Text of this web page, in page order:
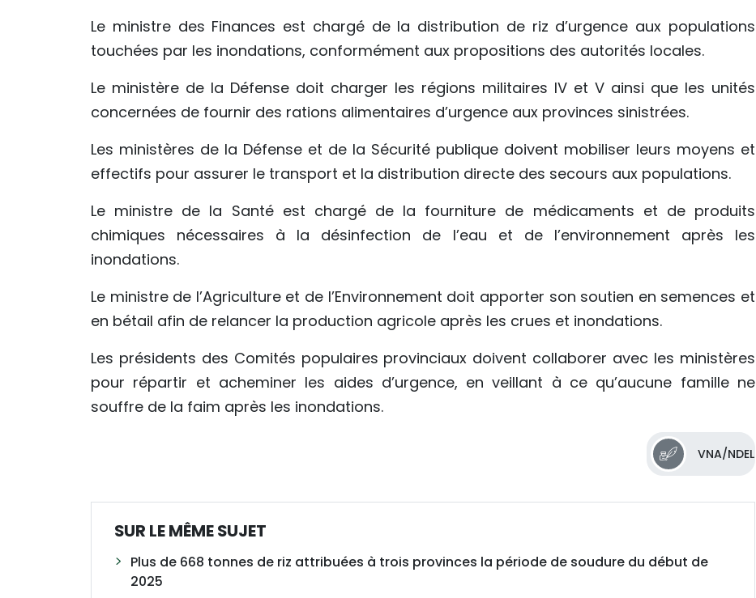
Le ministre des Finances est chargé de la distribution de riz d’urgence aux populations
touchées par les inondations, conformément aux propositions des autorités locales.
Le ministère de la Défense doit charger les régions militaires IV et V ainsi que les unités
concernées de fournir des rations alimentaires d’urgence aux provinces sinistrées.
Les ministères de la Défense et de la Sécurité publique doivent mobiliser leurs moyens et
effectifs pour assurer le transport et la distribution directe des secours aux populations.
Le ministre de la Santé est chargé de la fourniture de médicaments et de produits
chimiques nécessaires à la désinfection de l’eau et de l’environnement après les
inondations.
Le ministre de l’Agriculture et de l’Environnement doit apporter son soutien en semences et
en bétail afin de relancer la production agricole après les crues et inondations.
Les présidents des Comités populaires provinciaux doivent collaborer avec les ministères
pour répartir et acheminer les aides d’urgence, en veillant à ce qu’aucune famille ne
souffre de la faim après les inondations.
VNA/NDEL
SUR LE MÊME SUJET
Plus de 668 tonnes de riz attribuées à trois provinces la période de soudure du début de
2025